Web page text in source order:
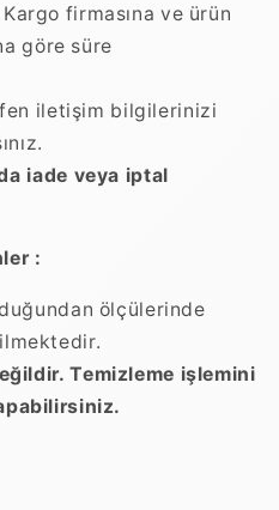
firmasına ve ürün
göre süre
iletişim bilgilerinizi
iade veya iptal
:
ölçülerinde
Temizleme işlemini